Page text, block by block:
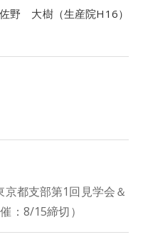
野 大樹（生産院H16）
京都支部第1回見学会＆
：8/15締切）